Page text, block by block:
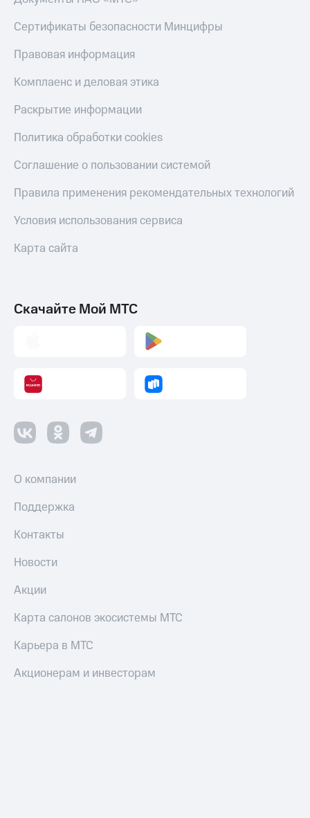
Сертификаты безопасности Минцифры
Правовая информация
Комплаенс и деловая этика
Раскрытие информации
Политика обработки cookies
Соглашение о пользовании системой
Правила применения рекомендательных технологий
Условия использования сервиса
Карта сайта
Скачайте Мой МТС
О компании
Поддержка
Контакты
Новости
Акции
Карта салонов экосистемы МТС
Карьера в МТС
Акционерам и инвесторам